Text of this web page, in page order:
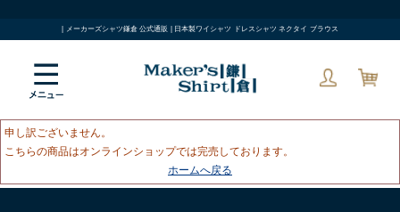
| メーカーズシャツ鎌倉 公式通販 | 日本製ワイシャツ ドレスシャツ ネクタイ ブラウス
申し訳ございません。
こちらの商品はオンラインショップでは完売しております。
ホームへ戻る